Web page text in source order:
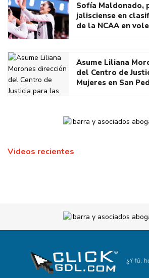
Sofía Maldonado,
jalisciense en
de la NCAA en
Asume Liliana
del Centro de
Mujeres en San
Videos recientes